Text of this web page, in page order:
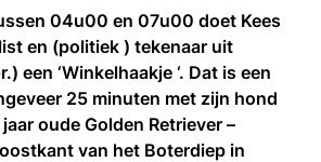
04u00 en 07u00 doet Kees
en (politiek ) tekenaar uit
een ‘Winkelhaakje ‘. Dat is een
25 minuten met zijn hond
oude Golden Retriever –
van het Boterdiep in